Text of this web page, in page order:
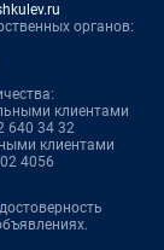
органов:
клиентами
640 34 32
клиентами
4056